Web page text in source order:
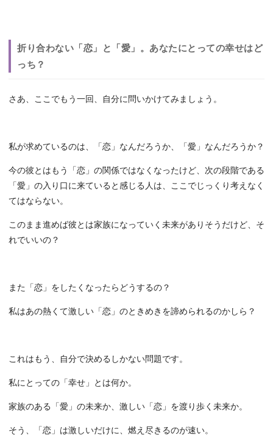
折り合わない「恋」と「愛」。あなたにとっての幸せはど
っち？
さあ、ここでもう一回、自分に問いかけてみましょう。
私が求めているのは、「恋」なんだろうか、「愛」なんだろうか？
今の彼とはもう「恋」の関係ではなくなったけど、次の段階である
「愛」の入り口に来ていると感じる人は、ここでじっくり考えなく
てはならない。
このまま進めば彼とは家族になっていく未来がありそうだけど、そ
れでいいの？
また「恋」をしたくなったらどうするの？
私はあの熱くて激しい「恋」のときめきを諦められるのかしら？
これはもう、自分で決めるしかない問題です。
私にとっての「幸せ」とは何か。
家族のある「愛」の未来か、激しい「恋」を渡り歩く未来か。
そう、「恋」は激しいだけに、燃え尽きるのが速い。